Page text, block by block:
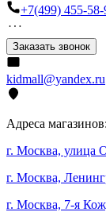
+7(499) 455-58-
Заказать звонок
kidmall@yandex.ru
Адреса магазинов:
г. Москва, улица
г. Москва,
г. Москва, 7-я